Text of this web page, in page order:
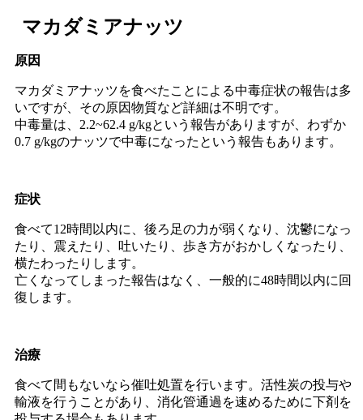
マカダミアナッツ
原因
マカダミアナッツを食べたことによる中毒症状の報告は多
いですが、その原因物質など詳細は不明です。
中毒量は、2.2~62.4 g/kgという報告がありますが、わずか
0.7 g/kgのナッツで中毒になったという報告もあります。
症状
食べて12時間以内に、後ろ足の力が弱くなり、沈鬱になっ
たり、震えたり、吐いたり、歩き方がおかしくなったり、
横たわったりします。
亡くなってしまった報告はなく、一般的に48時間以内に回
復します。
治療
食べて間もないなら催吐処置を行います。活性炭の投与や
輸液を行うことがあり、消化管通過を速めるために下剤を